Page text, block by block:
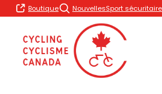
Skip
to
Boutique NouvellesSport sécuritaire